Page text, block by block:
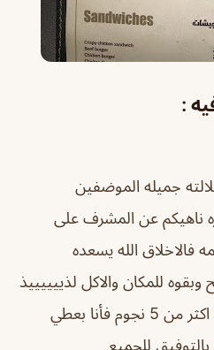
:
جميله الموضفين
ناهيكم عن المشرف على
فالاخلاق الله يسعده
للمكان والاكل لذييييييذ
واسعاره معقوله مره اذا فيه اكثر من 5 نجوم فأنا بعطي
للجميع